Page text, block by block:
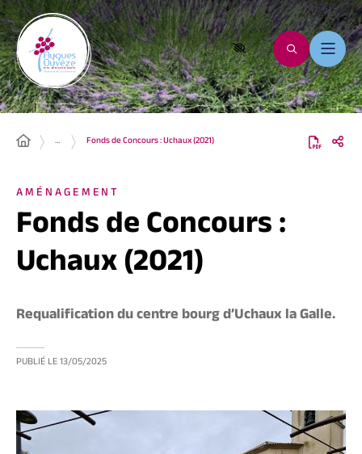
… Fonds de Concours : Uchaux (2021)
AMÉNAGEMENT
Fonds de Concours :
Uchaux (2021)
Requalification du centre bourg d’Uchaux la Galle.
PUBLIÉ LE13/05/2025